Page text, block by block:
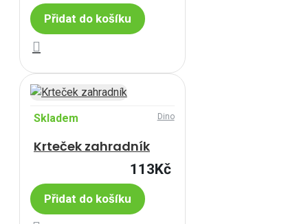
Přidat do košíku
Skladem Dino
Krteček zahradník
113Kč
Přidat do košíku